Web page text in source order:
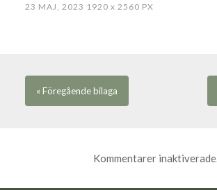
23 MAJ, 2023 1920 x 2560 PX
« Föregåendebilaga
Kommentarer inaktiverade.